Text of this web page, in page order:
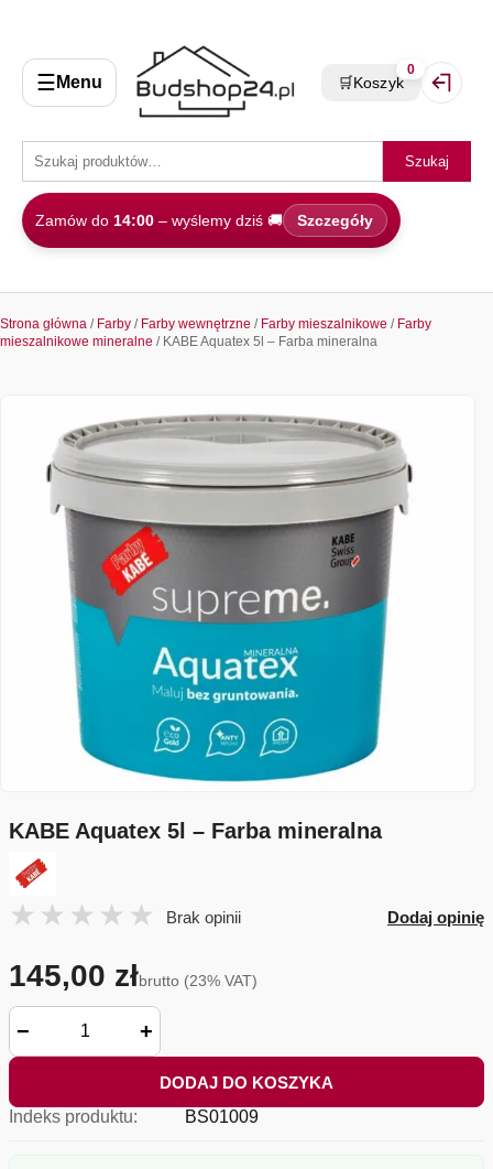
☰ Menu
Szukaj
Zamów do 14:00 – wyślemy dziś 🚚 Szczegóły
🛒Koszyk
0
Strona główna / Farby / Farby wewnętrzne / Farby mieszalnikowe / Farby
mieszalnikowe mineralne / KABE Aquatex 5l – Farba mineralna
KABE Aquatex 5l – Farba mineralna
Brak opinii Dodaj opinię
145,00 złbrutto (23% VAT)
− +
DODAJ DO KOSZYKA
Indeks produktu:
BS01009